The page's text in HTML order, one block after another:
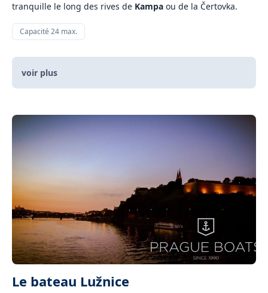
tranquille le long des rives de Kampa ou de la Čertovka.
Capacité 24 max.
voir plus
Le bateau Lužnice